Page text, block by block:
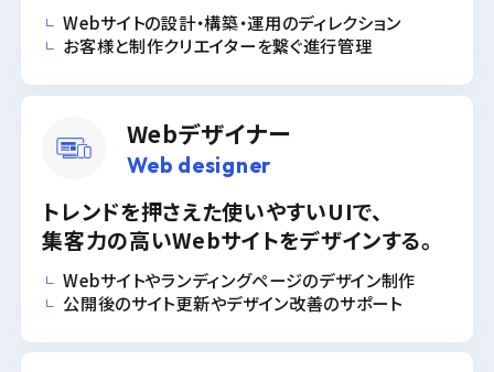
Webサイトの設計・構築・運用のディレクション
お客様と制作クリエイターを繋ぐ進行管理
Webデザイナー
Web designer
トレンドを押さえた使いやすいUIで、
集客力の高いWebサイトをデザインする。
Webサイトやランディングページのデザイン制作
公開後のサイト更新やデザイン改善のサポート